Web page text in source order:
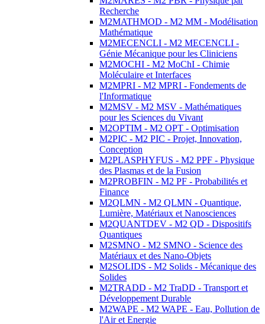
Recherche
M2MATHMOD - M2 MM - Modélisation
Mathématique
M2MECENCLI - M2 MECENCLI -
Génie Mécanique pour les Cliniciens
M2MOCHI - M2 MoChI - Chimie
Moléculaire et Interfaces
M2MPRI - M2 MPRI - Fondements de
l'Informatique
M2MSV - M2 MSV - Mathématiques
pour les Sciences du Vivant
M2OPTIM - M2 OPT - Optimisation
M2PIC - M2 PIC - Projet, Innovation,
Conception
M2PLASPHYFUS - M2 PPF - Physique
des Plasmas et de la Fusion
M2PROBFIN - M2 PF - Probabilités et
Finance
M2QLMN - M2 QLMN - Quantique,
Lumière, Matériaux et Nanosciences
M2QUANTDEV - M2 QD - Dispositifs
Quantiques
M2SMNO - M2 SMNO - Science des
Matériaux et des Nano-Objets
M2SOLIDS - M2 Solids - Mécanique des
Solides
M2TRADD - M2 TraDD - Transport et
Développement Durable
M2WAPE - M2 WAPE - Eau, Pollution de
l'Air et Energie